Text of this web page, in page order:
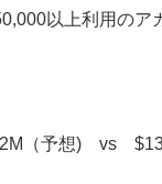
以上利用の
（予想) vs